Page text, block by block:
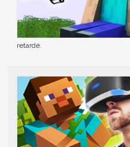
retardé.